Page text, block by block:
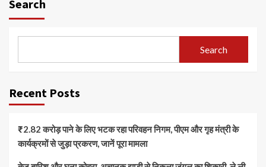
Search
Search
Recent Posts
₹2.82 करोड़ पाने के लिए भटक रहा परिवहन निगम, पीएम और गृह मंत्री के
कार्यक्रमों से जुड़ा प्रकरण, जानें पूरा मामला